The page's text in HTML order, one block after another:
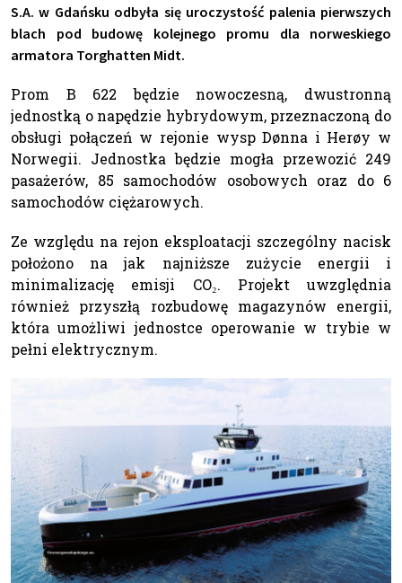
S.A. w Gdańsku odbyła się uroczystość palenia pierwszych
blach pod budowę kolejnego promu dla norweskiego
armatora Torghatten Midt.
Prom B 622 będzie nowoczesną, dwustronną
jednostką o napędzie hybrydowym, przeznaczoną do
obsługi połączeń w rejonie wysp Dønna i Herøy w
Norwegii. Jednostka będzie mogła przewozić 249
pasażerów, 85 samochodów osobowych oraz do 6
samochodów ciężarowych.
Ze względu na rejon eksploatacji szczególny nacisk
położono na jak najniższe zużycie energii i
minimalizację emisji CO₂. Projekt uwzględnia
również przyszłą rozbudowę magazynów energii,
która umożliwi jednostce operowanie w trybie w
pełni elektrycznym.